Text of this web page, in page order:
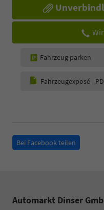
Fahrzeug parken
Fahrzeugexposé -
Bei Facebook teilen
Automarkt Dinser